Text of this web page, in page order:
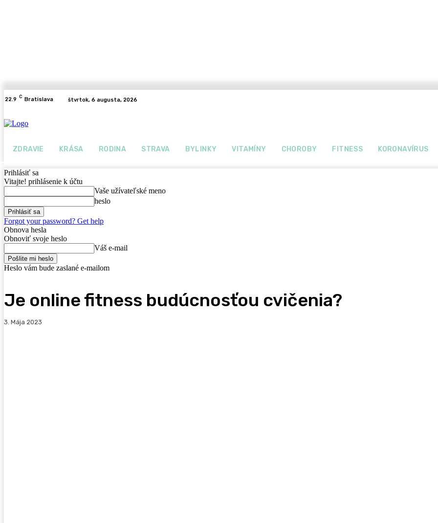
22.9 C Bratislava štvrtok, 6 augusta, 2026
ZDRAVIE KRÁSA RODINA STRAVA BYLINKY VITAMÍNY CHOROBY FITNESS KORONAVÍRUS
Prihlásiť sa
Vitajte! prihlásenie k účtu
Vaše užívateľské meno
heslo
Forgot your password? Get help
Obnova hesla
Obnoviť svoje heslo
Váš e-mail
Heslo vám bude zaslané e-mailom
Je online fitness budúcnosťou cvičenia?
3. Mája 2023